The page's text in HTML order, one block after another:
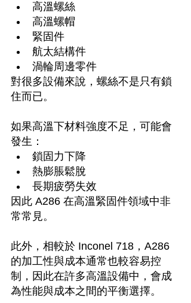
高溫螺絲
高溫螺帽
緊固件
航太結構件
渦輪周邊零件
對很多設備來說，螺絲不是只有鎖
住而已。
如果高溫下材料強度不足，可能會
發生：
鎖固力下降
熱膨脹鬆脫
長期疲勞失效
因此 A286 在高溫緊固件領域中非
常常見。
此外，相較於 Inconel 718，A286
的加工性與成本通常也較容易控
制，因此在許多高溫設備中，會成
為性能與成本之間的平衡選擇。